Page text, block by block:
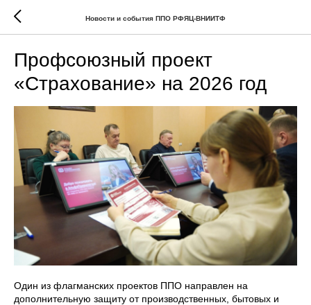
Новости и события ППО РФЯЦ-ВНИИТФ
Профсоюзный проект
«Страхование» на 2026 год
Один из флагманских проектов ППО направлен на
дополнительную защиту от производственных, бытовых и